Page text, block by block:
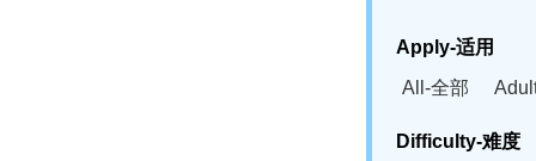
Bahasa
Swahili(SW)-
Apply-适用
All-全部
Difficulty-难度